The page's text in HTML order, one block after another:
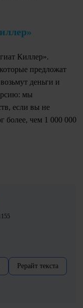
Киллер».
предложат
деньги и
мы
если вы не
более, чем 1 000 000
Рерайт текста